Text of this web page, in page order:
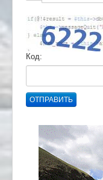
Код:
ОТПРАВИТЬ